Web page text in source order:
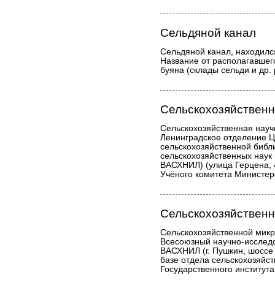
Сельдяной канал
Сельдяной канал,
Название от
буяна (склады сельди и
Сельскохозяйственная
Ленинградское отделение
сельскохозяйственной
сельскохозяйственных
ВАСХНИЛ) (улица Герцена,
Учёного комитета
Сельскохозяйственной
Всесоюзный научно-
ВАСХНИЛ (г. Пушкин, шоссе
базе отдела
Государственного